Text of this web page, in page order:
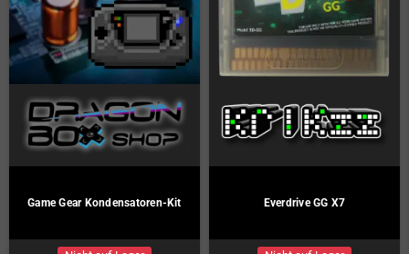
Game Gear Kondensatoren-Kit Everdrive GG X7